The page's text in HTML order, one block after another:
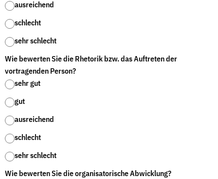
ausreichend
schlecht
sehr schlecht
Wie bewerten Sie die Rhetorik bzw. das Auftreten der
vortragenden Person?
sehr gut
gut
ausreichend
schlecht
sehr schlecht
Wie bewerten Sie die organisatorische Abwicklung?